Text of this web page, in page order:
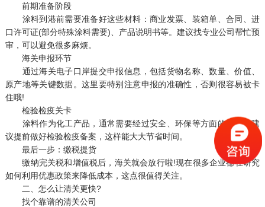
前期准备阶段
涂料到港前需要准备好这些材料：商业发票、装箱单、合同、进
口许可证(部分特殊涂料需要)、产品说明书等。建议找专业公司帮忙预
审，可以避免很多麻烦。
海关申报环节
通过海关电子口岸提交申报信息，包括货物名称、数量、价值、
原产地等关键数据。这里要特别注意申报的准确性，否则很容易被卡
住哦!
检验检疫关卡
涂料作为化工产品，通常需要经过安全、环保等方面的检验。建
议提前做好检验检疫备案，这样能大大节省时间。
最后一步：缴税提货
缴纳完关税和增值税后，海关就会放行啦!现在很多企业都在研究
如何利用优惠政策来降低成本，这点很值得关注。
二、怎么让清关更快?
找个靠谱的清关公司